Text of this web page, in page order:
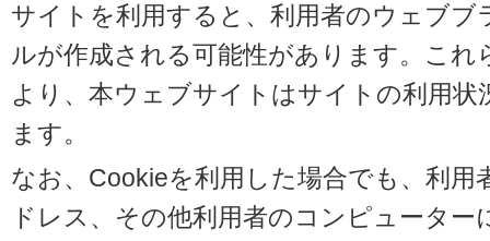
サイトを利用すると、利用者のウェブ
ルが作成される可能性があります。こ
より、本ウェブサイトはサイトの利用
ます。
なお、Cookieを利用した場合でも、利用
ドレス、その他利用者のコンピュータ